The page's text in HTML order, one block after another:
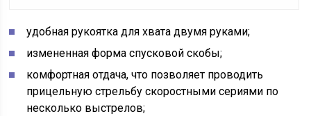
удобная рукоятка для хвата двумя руками;
измененная форма спусковой скобы;
комфортная отдача, что позволяет проводить
прицельную стрельбу скоростными сериями по
несколько выстрелов;